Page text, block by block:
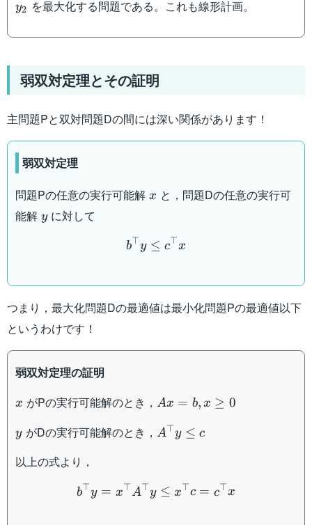
1,y_1-y_2\leq 0
y2 を最大化する問題である。これも線形計画。
弱双対定理とその証明
主問題Pと双対問題Dの間には深い関係があります！
弱双対定理
問題Pの任意の実行可能解 x
x と，問題Dの任意の実行可
能解 y
yに対して
b^{\top} y\leq c^{\top}
b⊤y ≤ c⊤x
つまり，最大化問題Dの最適値は最小化問題Pの最適値以下
というわけです！
弱双対定理の証明
x
x がPの実行可能解のとき， Ax=b,x
Ax = b, x ≥ 0
y
yがDの実行可能解のとき， A^{\top}y\leq
A⊤y ≤ c
以上の式より，
b^{\top}y= x^{\top}
b⊤y = x⊤A⊤y ≤ x⊤c = c⊤x